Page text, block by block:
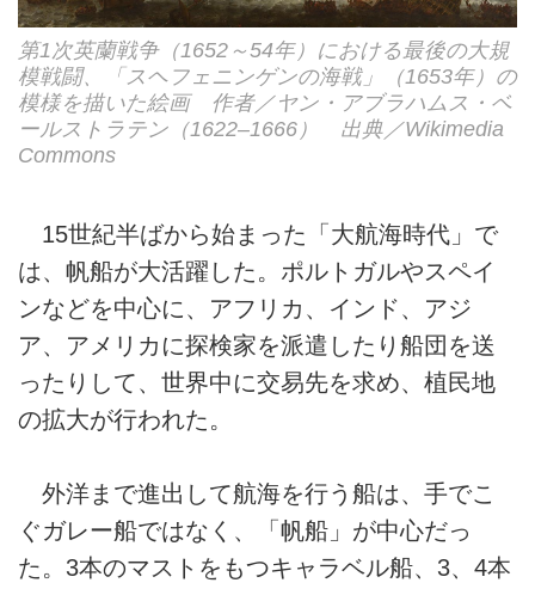
第1次英蘭戦争（1652～54年）における最後の大規
模戦闘、「スヘフェニンゲンの海戦」（1653年）の
模様を描いた絵画 作者／ヤン・アブラハムス・ベ
ールストラテン（1622–1666） 出典／Wikimedia
Commons
15世紀半ばから始まった「大航海時代」で
は、帆船が大活躍した。ポルトガルやスペイ
ンなどを中心に、アフリカ、インド、アジ
ア、アメリカに探検家を派遣したり船団を送
ったりして、世界中に交易先を求め、植民地
の拡大が行われた。
外洋まで進出して航海を行う船は、手でこ
ぐガレー船ではなく、「帆船」が中心だっ
た。3本のマストをもつキャラベル船、3、4本